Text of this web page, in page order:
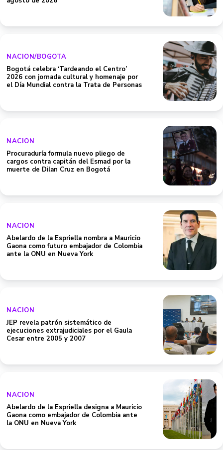
NACION/BOGOTA
Bogotá celebra ‘Tardeando el Centro’
2026 con jornada cultural y homenaje por
el Día Mundial contra la Trata de Personas
NACION
Procuraduría formula nuevo pliego de
cargos contra capitán del Esmad por la
muerte de Dilan Cruz en Bogotá
NACION
Abelardo de la Espriella nombra a Mauricio
Gaona como futuro embajador de Colombia
ante la ONU en Nueva York
NACION
JEP revela patrón sistemático de
ejecuciones extrajudiciales por el Gaula
Cesar entre 2005 y 2007
NACION
Abelardo de la Espriella designa a Mauricio
Gaona como embajador de Colombia ante
la ONU en Nueva York